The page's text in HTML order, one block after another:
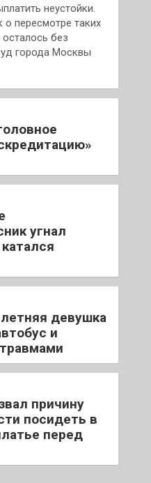
неустойки.
о пересмотре таких
без
города Москвы
угнал
девушка
и
причину
посидеть в
перед